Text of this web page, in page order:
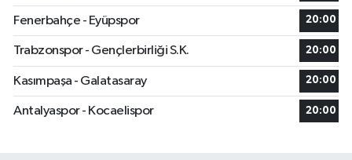
Fenerbahçe - Eyüpspor 20:00
Trabzonspor - Gençlerbirliği S.K. 20:00
Kasımpaşa - Galatasaray 20:00
Antalyaspor - Kocaelispor 20:00